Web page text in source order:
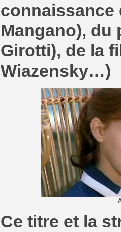
connaissance
Mangano), du
Girotti), de la
Wiazensky…)
Ce titre et la